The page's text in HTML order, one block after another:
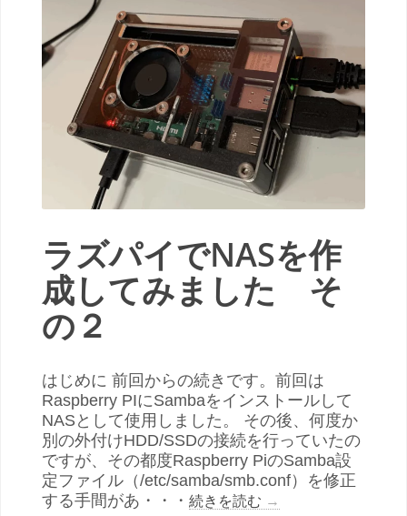
ラズパイでNASを作
成してみました そ
の２
はじめに 前回からの続きです。前回は
Raspberry PIにSambaをインストールして
NASとして使用しました。 その後、何度か
別の外付けHDD/SSDの接続を行っていたの
ですが、その都度Raspberry PiのSamba設
定ファイル（/etc/samba/smb.conf）を修正
する手間があ・・・ 続きを読む →